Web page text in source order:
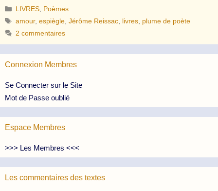
Catégories
LIVRES Poèmes
Étiquettes
amour,espiègle ,Jérôme Reissac livres plume de poète
2 commentaires
Connexion Membres
Se Connecter sur le Site
Mot de Passe oublié
Espace Membres
>>> Les Membres <<<
Les commentaires des textes